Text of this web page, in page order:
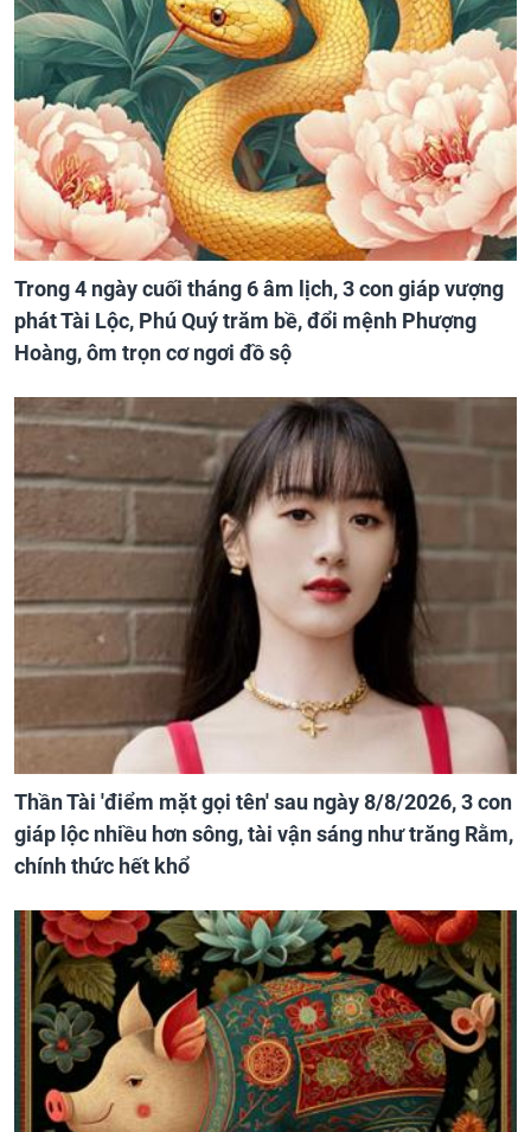
Trong 4 ngày cuối tháng 6 âm lịch, 3 con giáp vượng
phát Tài Lộc, Phú Quý trăm bề, đổi mệnh Phượng
Hoàng, ôm trọn cơ ngơi đồ sộ
Thần Tài 'điểm mặt gọi tên' sau ngày 8/8/2026, 3 con
giáp lộc nhiều hơn sông, tài vận sáng như trăng Rằm,
chính thức hết khổ